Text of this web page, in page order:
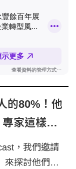
by SoundOn
的80%！他
家這樣說
，我們邀請